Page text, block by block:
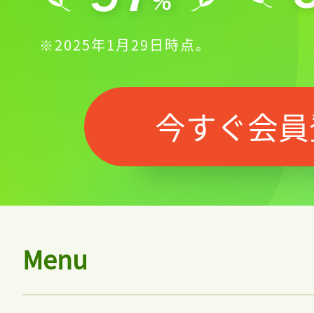
※2025年1月29日時点。
今すぐ会
Menu